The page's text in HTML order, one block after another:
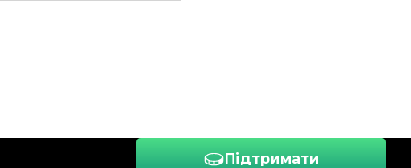
Підтримати